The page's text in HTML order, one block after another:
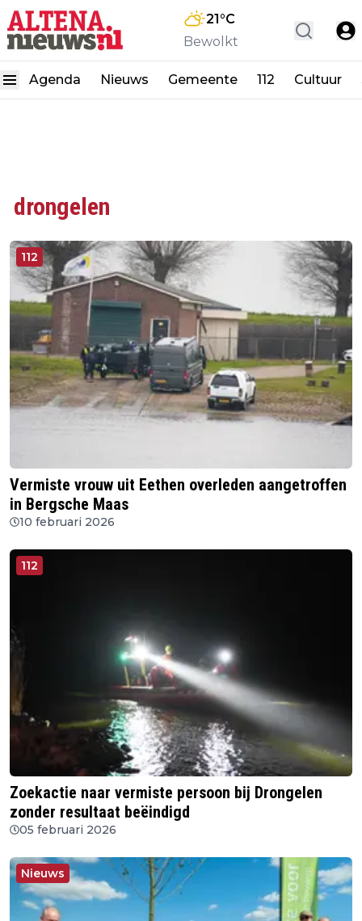
21°C
Bewolkt
Agenda Nieuws Gemeente 112 Cultuur
drongelen
112
Vermiste vrouw uit Eethen overleden aangetroffen
in Bergsche Maas
10 februari 2026
112
Zoekactie naar vermiste persoon bij Drongelen
zonder resultaat beëindigd
05 februari 2026
Nieuws